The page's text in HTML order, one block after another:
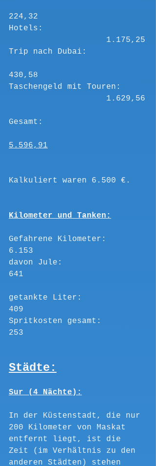
224,32
Hotels:
					1.175,25
Trip nach Dubai:
430,58
Taschengeld mit Touren:
					1.629,56
Gesamt:
Kalkuliert waren 6.500 €.
Kilometer und Tanken:
Gefahrene Kilometer:
6.153
davon Jule:
641
getankte Liter:
409
Spritkosten gesamt:
253
Städte:
Sur (4 Nächte):
In der Küstenstadt, die nur
200 Kilometer von Maskat
entfernt liegt, ist die
Zeit (im Verhältnis zu den
anderen Städten) stehen